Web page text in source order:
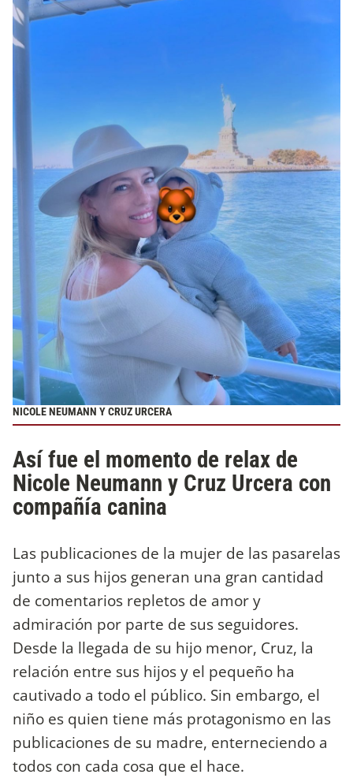
NICOLE NEUMANN Y CRUZ URCERA
Así fue el momento de relax de
Nicole Neumann y Cruz Urcera con
compañía canina
Las publicaciones de la mujer de las pasarelas
junto a sus hijos generan una gran cantidad
de comentarios repletos de amor y
admiración por parte de sus seguidores.
Desde la llegada de su hijo menor, Cruz, la
relación entre sus hijos y el pequeño ha
cautivado a todo el público. Sin embargo, el
niño es quien tiene más protagonismo en las
publicaciones de su madre, enterneciendo a
todos con cada cosa que el hace.